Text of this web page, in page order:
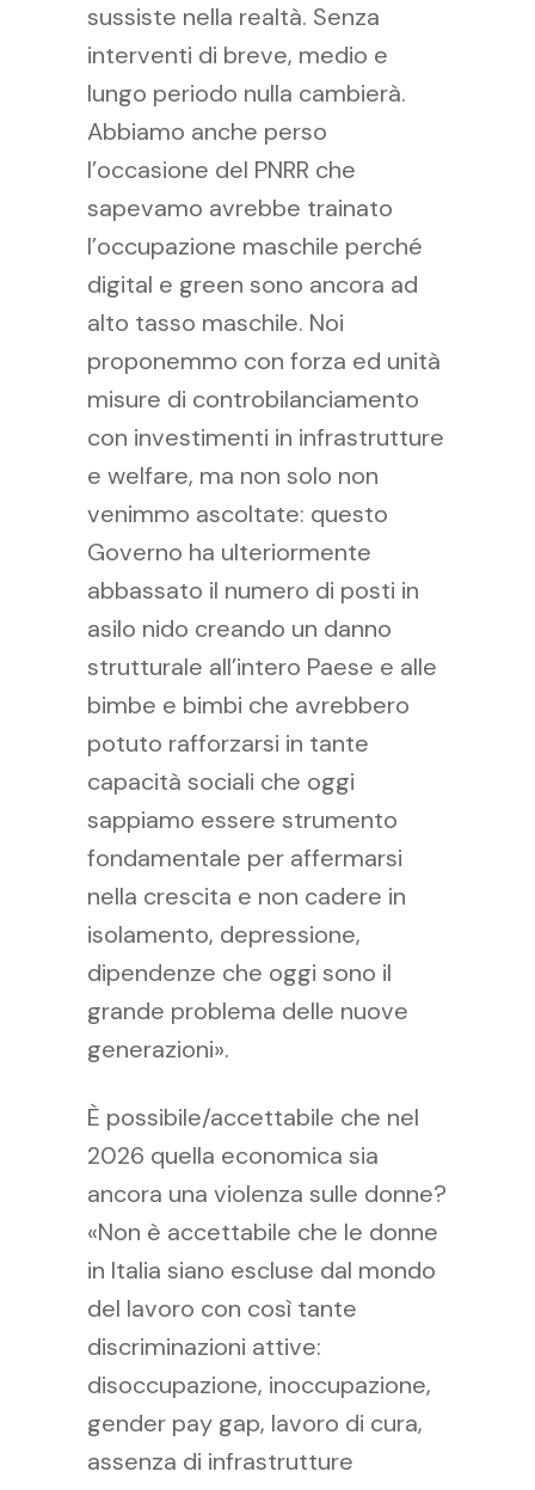
sussiste nella realtà. Senza
interventi di breve, medio e
lungo periodo nulla cambierà.
Abbiamo anche perso
l’occasione del PNRR che
sapevamo avrebbe trainato
l’occupazione maschile perché
digital e green sono ancora ad
alto tasso maschile. Noi
proponemmo con forza ed unità
misure di controbilanciamento
con investimenti in infrastrutture
e welfare, ma non solo non
venimmo ascoltate: questo
Governo ha ulteriormente
abbassato il numero di posti in
asilo nido creando un danno
strutturale all’intero Paese e alle
bimbe e bimbi che avrebbero
potuto rafforzarsi in tante
capacità sociali che oggi
sappiamo essere strumento
fondamentale per affermarsi
nella crescita e non cadere in
isolamento, depressione,
dipendenze che oggi sono il
grande problema delle nuove
generazioni».
È possibile/accettabile che nel
2026 quella economica sia
ancora una violenza sulle donne?
«Non è accettabile che le donne
in Italia siano escluse dal mondo
del lavoro con così tante
discriminazioni attive:
disoccupazione, inoccupazione,
gender pay gap, lavoro di cura,
assenza di infrastrutture